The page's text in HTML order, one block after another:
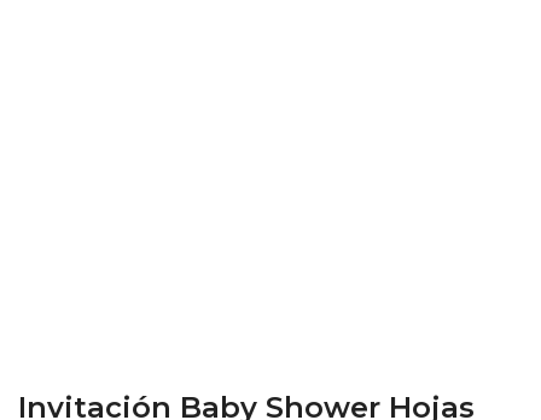
Invitación Baby Shower Hojas